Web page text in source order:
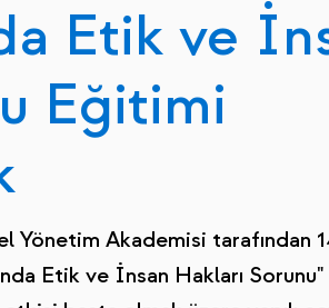
Etik ve
Eğitimi
Yönetim Akademisi tarafından
Etik ve İnsan Hakları